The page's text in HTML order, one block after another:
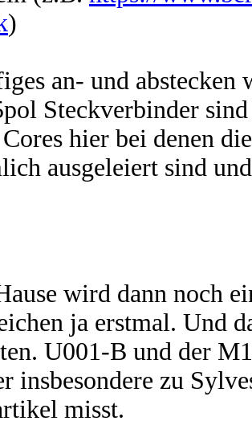
)
an- und abstecken
Steckverbinder
hier bei denen
ausgeleiert sind
wird dann noch
ja erstmal. Und
U001-B und der
insbesondere zu
misst.